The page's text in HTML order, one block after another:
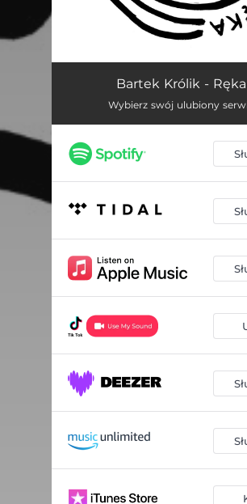
Bartek Królik - Ręka
Wybierz swój ulubiony